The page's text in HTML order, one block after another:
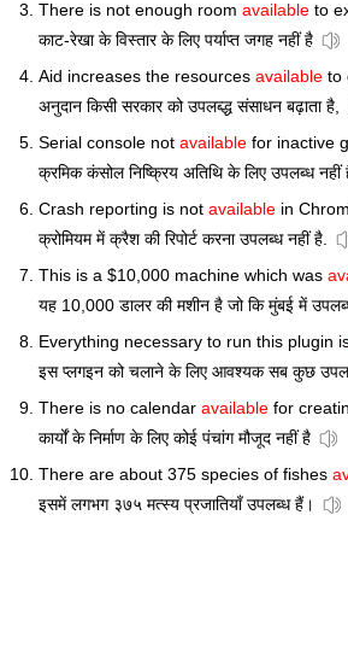
There is not enough room available to
काट-रेखा के विस्तार के लिए पर्याप्त जगह नहीं है
Aid increases the resources available to
अनुदान किसी सरकार को उपलब्द्ध संसाधन बढ़ाता है,
Serial console not available for inactive
क्रमिक कंसोल निष्क्रिय अतिथि के लिए उपलब्ध नहीं
Crash reporting is not available in
क्रोमियम में क्रैश की रिपोर्ट करना उपलब्ध नहीं है.
This is a $10,000 machine which was
यह 10,000 डालर की मशीन है जो कि मुंबई में
Everything necessary to run this plugin
इस प्लगइन को चलाने के लिए आवश्यक सब कुछ
There is no calendar available for
कार्यों के निर्माण के लिए कोई पंचांग मौजूद नहीं है
There are about 375 species of fishes
इसमें लगभग ३७५ मत्स्य प्रजातियाँ उपलब्ध हैं।